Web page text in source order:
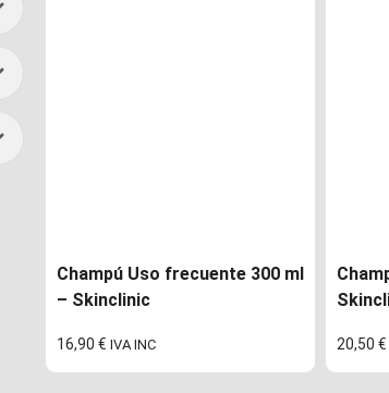
Champú Uso frecuente 300 ml
– Skinclinic
16,90 € IVA INC 20,50€